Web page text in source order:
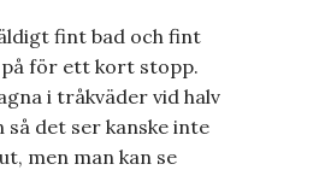
fint bad och fint
för ett kort stopp.
i tråkväder vid halv
så det ser kanske inte
men man kan se